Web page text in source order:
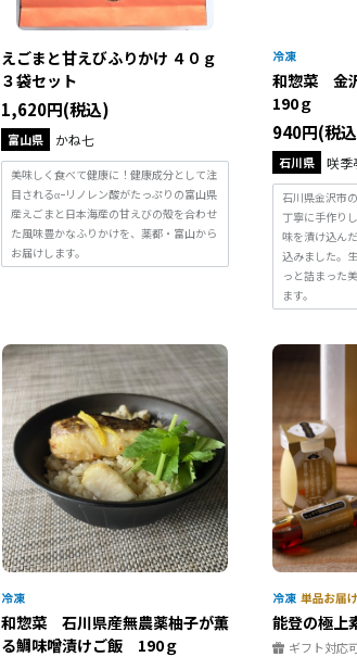
えごまと甘えびふりかけ ４０ｇ
３袋セット
1,620円(税込)
富山県 かね七
美味しく食べて健康に！健康成分として注
目されるαｰリノレン酸がたっぷりの富山県
産えごまと日本海産の甘えびの殻を合わせ
た風味豊かなふりかけを、薬都・富山から
お届けします。
和惣菜 金
190ｇ
940円(税
石川県 咲季
石川県金沢市
丁寧に手作り
味を漬け込ん
込みました。
っと詰まった
ます。
和惣菜 石川県産無農薬柚子が薫
る鯛味噌漬けご飯 190ｇ
能登の極上
ギフト対応